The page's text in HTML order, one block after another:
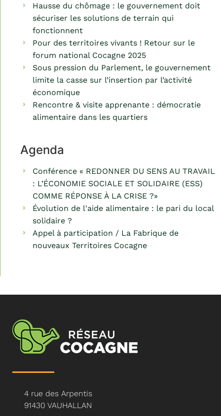
Hausse du chômage : le gouvernement doit
sécuriser les solutions de terrain qui
fonctionnent
Pour des territoires vivants ! Retour sur le
forum national Cocagne 2025
Sous pression du Parlement, le gouvernement
limite la casse sur l’insertion par l’activité
économique
Rencontre & visite apprenante : démocratie
alimentaire dans les quartiers
Agenda
Conférence « REDONNER DU SENS AU TRAVAIL
: L’ÉCONOMIE SOCIALE ET SOLIDAIRE (ESS)
COMME RÉPONSE À LA CRISE ?»
Évolution de l'aide alimentaire : le pari du local
solidaire ?
Appel à participation / La Fabrique de
nouveaux Territoires Cocagne
4 rue des Arpentis
91430 VAUHALLAN